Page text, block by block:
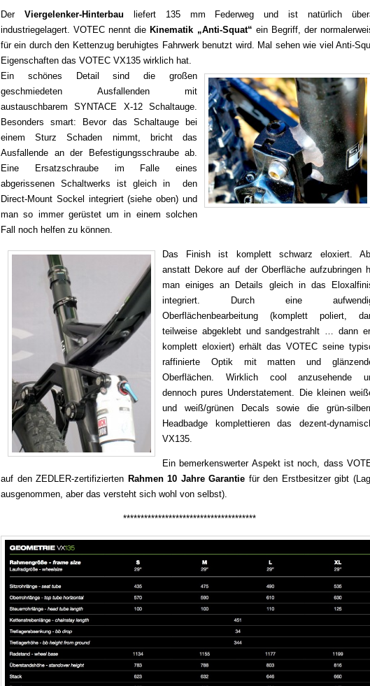
Der Viergelenker-Hinterbau liefert 135 mm Federweg und ist natürlich
industriegelagert. VOTEC nennt die Kinematik „Anti-Squat“ ein Begriff, der
für ein durch den Kettenzug beruhigtes Fahrwerk benutzt wird. Mal sehen wie viel Anti-
Eigenschaften das VOTEC VX135 wirklich hat.
Ein schönes Detail sind die großen
geschmiedeten Ausfallenden mit
austauschbarem SYNTACE X-12 Schaltauge.
Besonders smart: Bevor das Schaltauge bei
einem Sturz Schaden nimmt, bricht das
Ausfallende an der Befestigungsschraube ab.
Eine Ersatzschraube im Falle eines
abgerissenen Schaltwerks ist gleich in den
Direct-Mount Sockel integriert (siehe oben) und
man so immer gerüstet um in einem solchen
Fall noch helfen zu können.
Das Finish ist komplett schwarz eloxiert.
anstatt Dekore auf der Oberfläche aufzubringen
man einiges an Details gleich in das
integriert. Durch eine
Oberflächenbearbeitung (komplett poliert,
teilweise abgeklebt und sandgestrahlt … dann
komplett eloxiert) erhält das VOTEC seine
raffinierte Optik mit matten und
Oberflächen. Wirklich cool anzusehende
dennoch pures Understatement. Die kleinen
und weiß/grünen Decals sowie die grün-
Headbadge komplettieren das dezent-
VX135.
Ein bemerkenswerter Aspekt ist noch, dass
auf den ZEDLER-zertifizierten Rahmen 10 Jahre Garantie für den Erstbesitzer gibt
ausgenommen, aber das versteht sich wohl von selbst).
**************************************